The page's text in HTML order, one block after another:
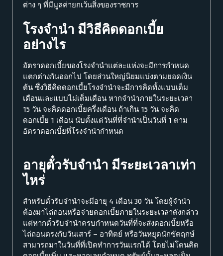
ต่าง ๆ ที่มีมูลค่ายกเว้นสิ่งของราชการ
โรงจํานํา มีวิธีคิดดอกเบี้ย
อย่างไร
อัตราดอกเบี้ยของโรงจำนำแต่ละแห่งจะมีการกำหนด
แตกต่างกันออกไป โดยส่วนใหญ่นิยมแบ่งตามยอดเงิน
ต้น ซึ่งวิธีคิดดอกเบี้ยโรงจํานําจะมีการคิดทั้งแบบเต็ม
เดือนและแบบไม่เต็มเดือน หากจำนำภายในระยะเวลา
15 วัน จะคิดดอกเบี้ยครึ่งเดือน ถ้าเกิน 15 วัน จะคิด
ดอกเบี้ย 1 เดือน นับตั้งแต่วันที่ที่จำนำเป็นวันที่ 1 ตาม
อัตราดอกเบี้ยที่โรงจำนำกำหนด
อายุตั๋วรับจำนำ มีระยะเวลาเท่า
ไหร่
สำหรับตั๋วรับจำนำจะมีอายุ 4 เดือน 30 วัน โดยผู้จำนำ
ต้องมาไถ่ถอนหรือจ่ายดอกเบี้ยภายในระยะเวลาดังกล่าว
แต่หากตั๋วรับจำนำครบกำหนดวันที่ที่จะส่งดอกเบี้ยหรือ
ไถ่ถอนตรงกับวันเสาร์ – อาทิตย์ หรือวันหยุดนักขัตฤกษ์
สามารถมาในวันที่ที่เปิดทำการวันแรกได้ โดยไม่โดนคิด